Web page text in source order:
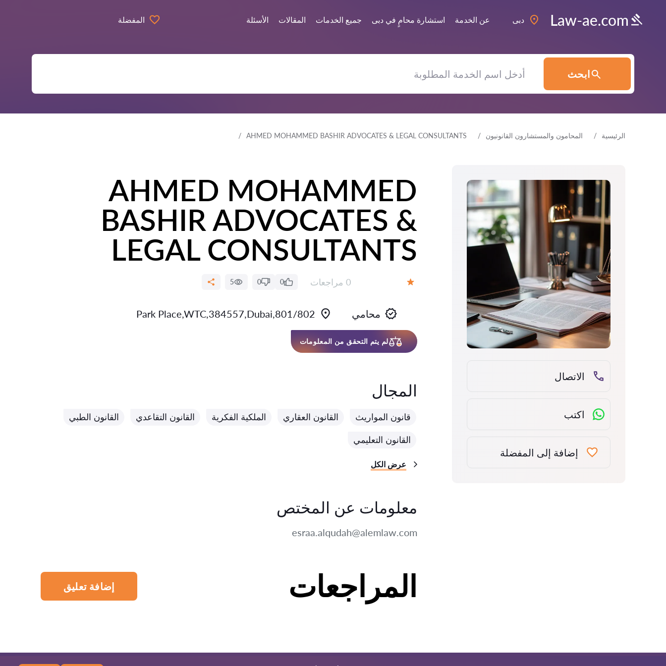
Law-ae.com دبى عن الخدمة استشارة محامٍ في دبى جميع الخدمات المقالات الأسئلة المفضلة
ابحث
الرئيسية المحامون والمستشارون القانونيون AHMED MOHAMMED BASHIR ADVOCATES & LEGAL CONSULTANTS
الاتصال
اكتب
إضافة إلى المفضلة
AHMED MOHAMMED
BASHIR ADVOCATES &
LEGAL CONSULTANTS
عدد المراجعات:
0 مراجعات 0
0
5
محامي 801/802,Park Place,WTC,384557,Dubai
لم يتم التحقق من المعلومات
المجال
قانون المواريث القانون العقاري الملكية الفكرية القانون التقاعدي القانون الطبي
القانون التعليمي
عرض الكل
معلومات عن المختص
esraa.alqudah@alemlaw.com
المراجعات إضافة تعليق